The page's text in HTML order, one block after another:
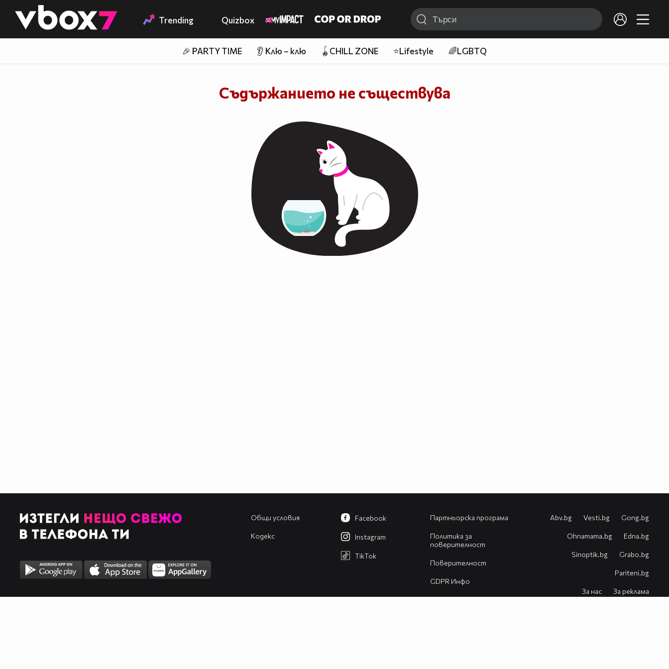
👾 Trending Quizbox
🎉 PARTY TIME 👂 Клю – клю 🪀CHILL ZONE ⭐Lifestyle 🌈LGBTQ
Съдържанието не съществува
Общи условия
Кодекс
Партньорска програма
Политика за
поверителност
Поверителност
GDPR Инфо
Известия
Facebook
Instagram
TikTok
Abv.bg Vesti.bg Gong.bg
Оhnamama.bg Edna.bg
Sinoptik.bg Grabo.bg
Pariteni.bg
За нас За реклама